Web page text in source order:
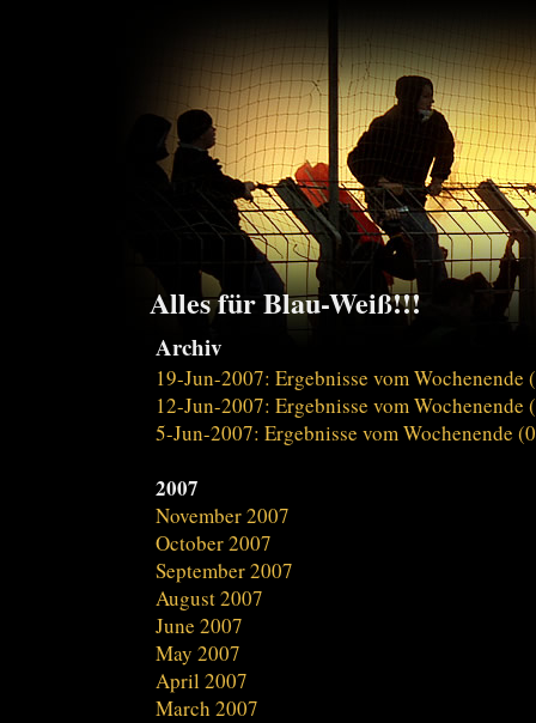
Alles für Blau-Weiß!!!
Archiv
19-Jun-2007: Ergebnisse vom
12-Jun-2007: Ergebnisse vom
5-Jun-2007: Ergebnisse vom Wochenende
2007
November 2007
October 2007
September 2007
August 2007
June 2007
May 2007
April 2007
March 2007